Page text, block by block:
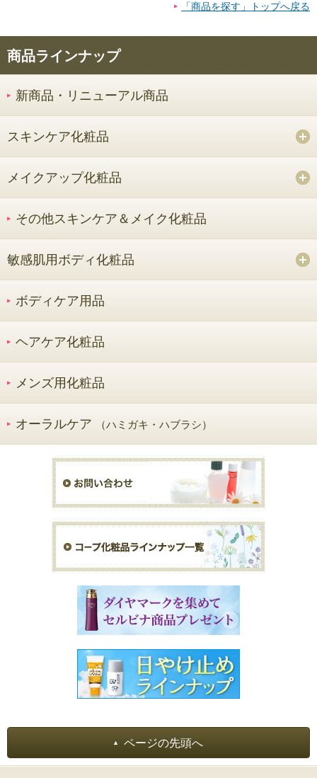
「商品を探す」トップへ戻る
商品ラインナップ
新商品・リニューアル商品
スキンケア化粧品
メイクアップ化粧品
その他スキンケア＆メイク化粧品
敏感肌用ボディ化粧品
ボディケア用品
ヘアケア化粧品
メンズ用化粧品
オーラルケア （ハミガキ・ハブラシ）
ページの先頭へ